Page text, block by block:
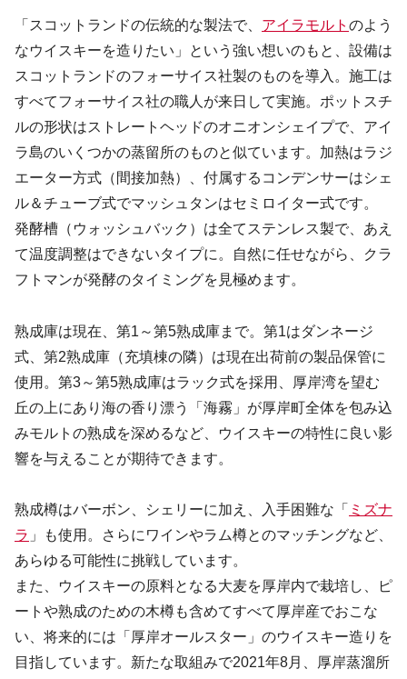
「スコットランドの伝統的な製法で、 アイラモルト のよう
なウイスキーを造りたい」という強い想いのもと、設備は
スコットランドのフォーサイス社製のものを導入。施工は
すべてフォーサイス社の職人が来日して実施。ポットスチ
ルの形状はストレートヘッドのオニオンシェイプで、アイ
ラ島のいくつかの蒸留所のものと似ています。加熱はラジ
エーター方式（間接加熱）、付属するコンデンサーはシェ
ル＆チューブ式でマッシュタンはセミロイター式です。
発酵槽（ウォッシュバック）は全てステンレス製で、あえ
て温度調整はできないタイプに。自然に任せながら、クラ
フトマンが発酵のタイミングを見極めます。
熟成庫は現在、第1～第5熟成庫まで。第1はダンネージ
式、第2熟成庫（充填棟の隣）は現在出荷前の製品保管に
使用。第3～第5熟成庫はラック式を採用、厚岸湾を望む
丘の上にあり海の香り漂う「海霧」が厚岸町全体を包み込
みモルトの熟成を深めるなど、ウイスキーの特性に良い影
響を与えることが期待できます。
熟成樽はバーボン、シェリーに加え、入手困難な「 ミズナ
ラ 」も使用。さらにワインやラム樽とのマッチングなど、
あらゆる可能性に挑戦しています。
また、ウイスキーの原料となる大麦を厚岸内で栽培し、ピ
ートや熟成のための木樽も含めてすべて厚岸産でおこな
い、将来的には「厚岸オールスター」のウイスキー造りを
目指しています。新たな取組みで2021年8月、厚岸蒸溜所